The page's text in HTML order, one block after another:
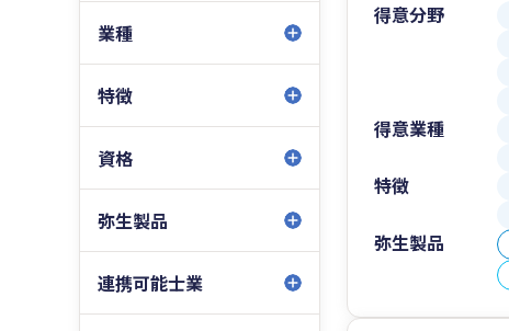
業種
特徴
資格
弥生製品
連携可能士業
得意分野
得意業種
特徴
弥生製品